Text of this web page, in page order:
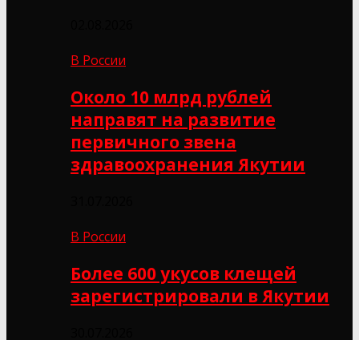
В России
Около 10 млрд рублей
направят на развитие
первичного звена
здравоохранения Якутии
В России
Более 600 укусов клещей
зарегистрировали в Якутии